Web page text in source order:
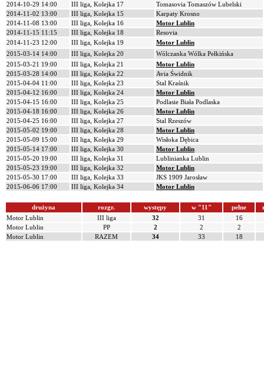
2014-10-29 14:00
III liga, Kolejka 17
Tomasovia Tomaszów Lubelski
2014-11-02 13:00
III liga, Kolejka 15
Karpaty Krosno
2014-11-08 13:00
III liga, Kolejka 16
Motor Lublin
2014-11-15 11:15
III liga, Kolejka 18
Resovia
2014-11-23 12:00
III liga, Kolejka 19
Motor Lublin
2015-03-14 14:00
III liga, Kolejka 20
Wólczanka Wólka Pełkińska
2015-03-21 19:00
III liga, Kolejka 21
Motor Lublin
2015-03-28 14:00
III liga, Kolejka 22
Avia Świdnik
2015-04-04 11:00
III liga, Kolejka 23
Stal Kraśnik
2015-04-12 16:00
III liga, Kolejka 24
Motor Lublin
2015-04-15 16:00
III liga, Kolejka 25
Podlasie Biała Podlaska
2015-04-18 16:00
III liga, Kolejka 26
Motor Lublin
2015-04-25 16:00
III liga, Kolejka 27
Stal Rzeszów
2015-05-02 19:00
III liga, Kolejka 28
Motor Lublin
2015-05-09 15:00
III liga, Kolejka 29
Wisłoka Dębica
2015-05-14 17:00
III liga, Kolejka 30
Motor Lublin
2015-05-20 19:00
III liga, Kolejka 31
Lublinianka Lublin
2015-05-23 19:00
III liga, Kolejka 32
Motor Lublin
2015-05-30 17:00
III liga, Kolejka 33
JKS 1909 Jarosław
2015-06-06 17:00
III liga, Kolejka 34 Motor Lublin
drużyna rozgr. występy w "11" pełne
Motor Lublin
III liga 32 31
16
Motor Lublin
PP 2 2
2
Motor Lublin
RAZEM 34 33 18